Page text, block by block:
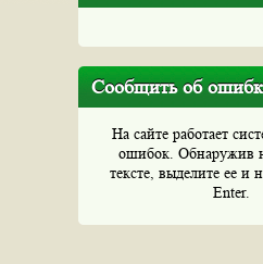
Сообщить об
На сайте работает
ошибок. Обнаружив
тексте, выделите ее и
Enter.